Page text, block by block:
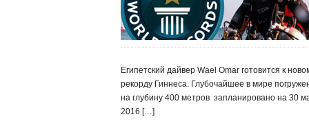
Египетский дайвер Wael Omar готовится к
рекорду Гиннеса. Глубочайшее в мире
на глубину 400 метров запланировано на 30
2016 […]